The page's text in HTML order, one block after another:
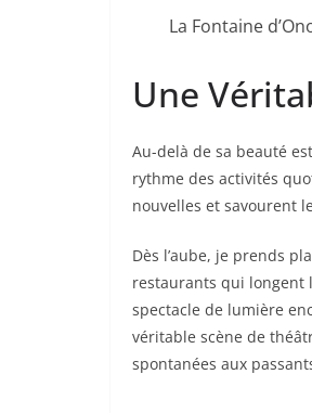
La Fontaine
Une
Au-delà de sa beauté
rythme des activités
nouvelles et savourent
Dès l’aube, je prends
restaurants qui longent
spectacle de lumière
véritable scène de
spontanées aux